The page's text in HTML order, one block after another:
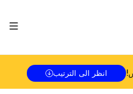
! انظر الى الترتيب